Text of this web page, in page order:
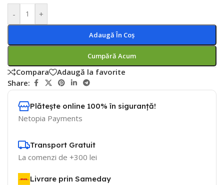
- +
Adaugă În Coș
Cumpără Acum
Compara
Adaugă la favorite
Share:
Plătește online 100% în siguranță!
Netopia Payments
Transport Gratuit
La comenzi de +300 lei
Livrare prin Sameday